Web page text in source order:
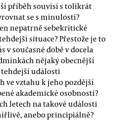
příběh souvisí s tolikrát
se s minulostí?
nepatrně sebekritické
situace? Přestože je to
v současné době v docela
nějaký obecnější
tehdejší události
ve vztahu k jeho pozdější
akademické osobnosti?
letech na takové události
anebo principiálně?